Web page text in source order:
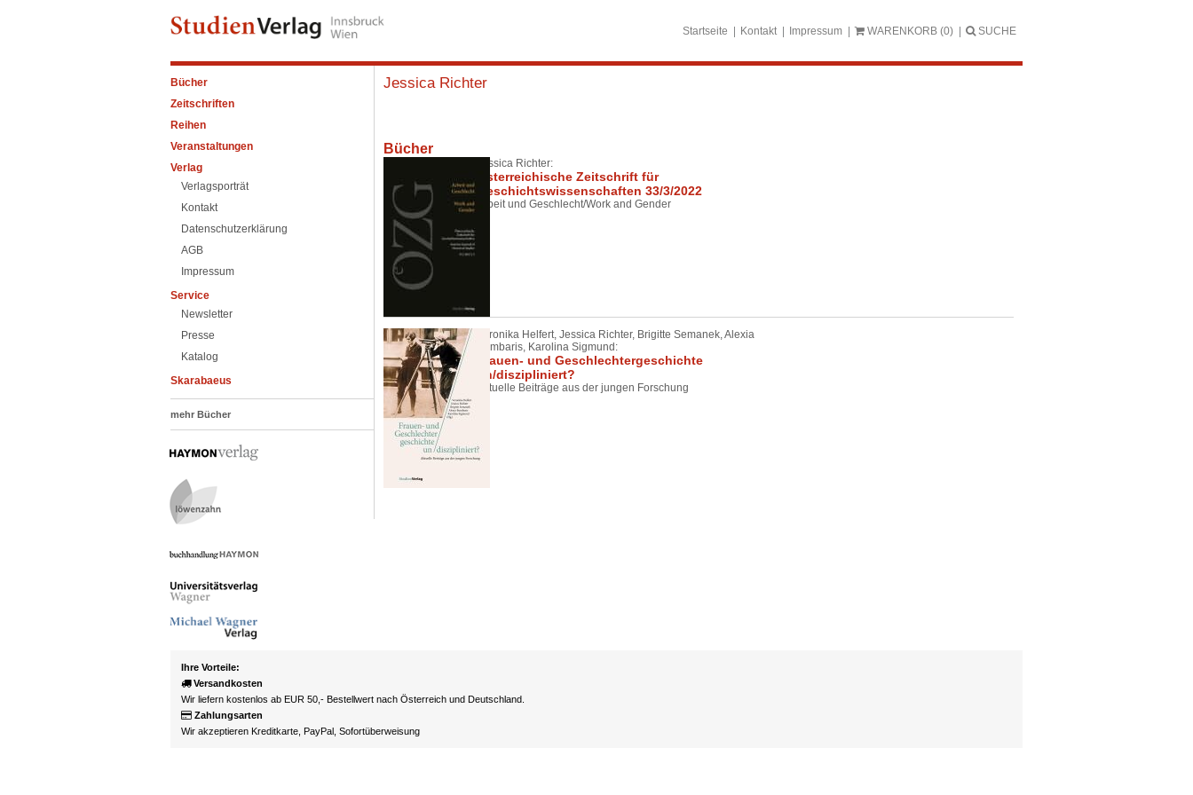
Startseite Kontakt Impressum WARENKORB (0) SUCHE
Bücher
Zeitschriften
Reihen
Veranstaltungen
Verlag
Verlagsporträt
Kontakt
Datenschutzerklärung
AGB
Impressum
Service
Newsletter
Presse
Katalog
Skarabaeus
mehr Bücher
Jessica Richter
Bücher
Jessica Richter:
Österreichische Zeitschrift für
Geschichtswissenschaften 33/3/2022
Arbeit und Geschlecht/Work and Gender
Veronika Helfert, Jessica Richter, Brigitte Semanek, Alexia
Bumbaris, Karolina Sigmund:
Frauen- und Geschlechtergeschichte
un/diszipliniert?
Aktuelle Beiträge aus der jungen Forschung
Ihre Vorteile:
Versandkosten
Wir liefern kostenlos ab EUR 50,- Bestellwert nach Österreich und Deutschland.
Zahlungsarten
Wir akzeptieren Kreditkarte, PayPal, Sofortüberweisung